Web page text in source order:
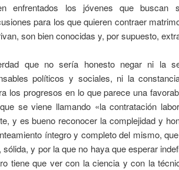
enfrentados los jóvenes que buscan
para los que quieren contraer
son bien conocidas y, por supuesto,
que no sería honesto negar ni la
políticos y sociales, ni la
los progresos en lo que parece una
se viene llamando «la contratación
y es bueno reconocer la complejidad y
íntegro y completo del mismo,
sólida, y por la que no haya que esperar
tiene que ver con la ciencia y con la